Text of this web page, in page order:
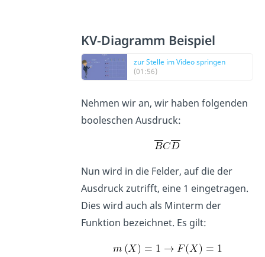
KV-Diagramm Beispiel
zur Stelle im Video springen
(01:56)
Nehmen wir an, wir haben folgenden
booleschen Ausdruck:
Nun wird in die Felder, auf die der
Ausdruck zutrifft, eine 1 eingetragen.
Dies wird auch als Minterm der
Funktion bezeichnet. Es gilt: